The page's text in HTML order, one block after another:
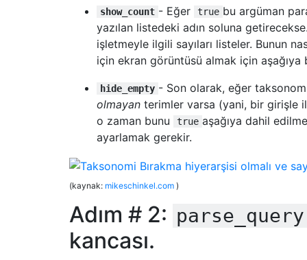
if (isset $custom["list-website" ][0
if
isset ( $custom "list-phone" 0
"list-mobile"
if(isset($custom[ "list-fax"][0]))
break;
        $custom
get_post_custom ();
if(isset($custom ["list-address1"][
if(isset($custom["list-address2"][
if(isset($custom
if(isset($custom["list-postcode"][
isset $custom
if
(isset (
if
( isset ( $custom[
"list-
break;
case
"list-categorie"
show_count - Eğer true bu argüman
yazılan listedeki adın soluna
işletmeyle ilgili sayıları listeler. Bunun
için ekran görüntüsü almak için aşağıya
hide_empty - Son olarak, eğer
olmayan terimler varsa (yani, bir girişle
o zaman bunu
true aşağıya dahil
ayarlamak gerekir.
(kaynak: mikeschinkel.com )
Adım # 2: parse_query
kancası.